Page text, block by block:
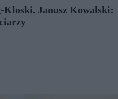
Kloski. Janusz Kowalski: